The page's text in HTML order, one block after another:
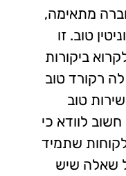
מתאימה,
טוב. זו
ביקורות
רקורד טוב
טוב
לוודא כי
שתמיד
שאלה שיש